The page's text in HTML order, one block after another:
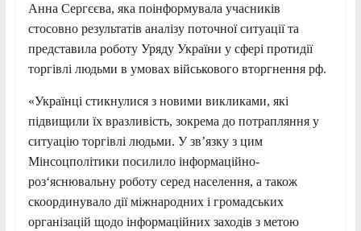
Анна Сергєєва, яка поінформувала учасників
стосовно результатів аналізу поточної ситуації та
представила роботу Уряду України у сфері протидії
торгівлі людьми в умовах військового вторгнення рф.
«Українці стикнулися з новими викликами, які
підвищили їх вразливість, зокрема до потрапляння у
ситуацію торгівлі людьми. У зв’язку з цим
Мінсоцполітики посилило інформаційно-
роз‘яснювальну роботу серед населення, а також
скоординувало дії міжнародних і громадських
організацій щодо інформаційних заходів з метою